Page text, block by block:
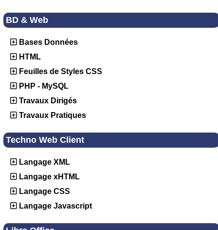
BD & Web
Bases Données
HTML
Feuilles de Styles CSS
PHP - MySQL
Travaux Dirigés
Travaux Pratiques
Techno Web Client
Langage XML
Langage xHTML
Langage CSS
Langage Javascript